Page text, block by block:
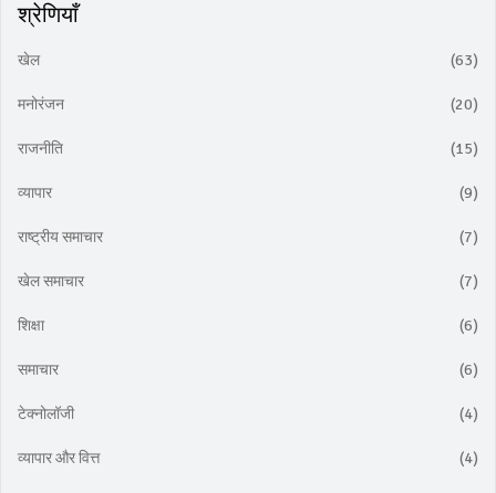
श्रेणियाँ
खेल (63)
मनोरंजन (20)
राजनीति (15)
व्यापार (9)
राष्ट्रीय समाचार (7)
खेल समाचार (7)
शिक्षा (6)
समाचार (6)
टेक्नोलॉजी (4)
व्यापार और वित्त (4)